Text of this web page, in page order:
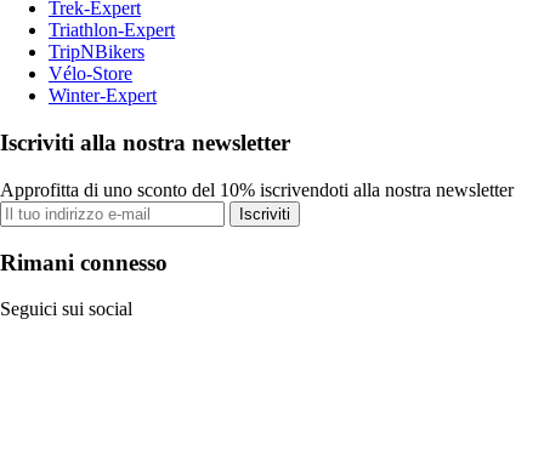
Trek-Expert
Triathlon-Expert
TripNBikers
Vélo-Store
Winter-Expert
Iscriviti alla nostra newsletter
Approfitta di uno sconto del 10% iscrivendoti alla nostra newsletter
Iscriviti
Rimani connesso
Seguici sui social